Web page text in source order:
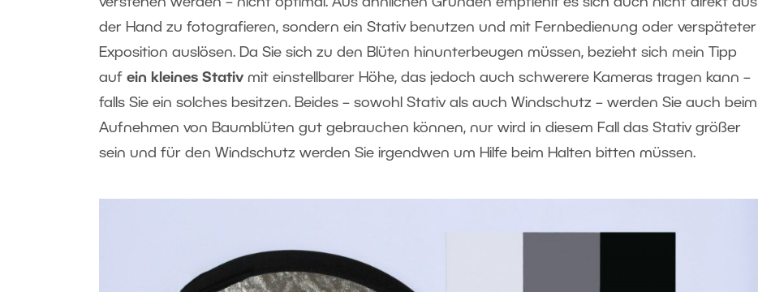
der Hand zu fotografieren, sondern ein Stativ benutzen und mit Fernbedienung oder verspäteter
Exposition auslösen. Da Sie sich zu den Blüten hinunterbeugen müssen, bezieht sich mein Tipp
auf ein kleines Stativ mit einstellbarer Höhe, das jedoch auch schwerere Kameras tragen kann –
falls Sie ein solches besitzen. Beides – sowohl Stativ als auch Windschutz – werden Sie auch beim
Aufnehmen von Baumblüten gut gebrauchen können, nur wird in diesem Fall das Stativ größer
sein und für den Windschutz werden Sie irgendwen um Hilfe beim Halten bitten müssen.